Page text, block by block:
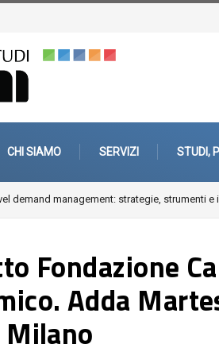
CHI SIAMO SERVIZI STUDI,
di mobility management aziendaleFuori città.
Fondazione
Adda